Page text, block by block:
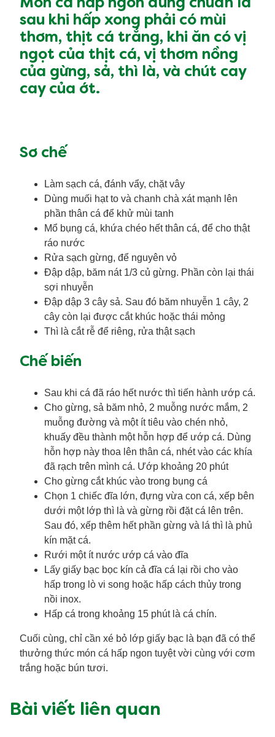
Món cá hấp ngon đúng chuẩn là
sau khi hấp xong phải có mùi
thơm, thịt cá trắng, khi ăn có vị
ngọt của thịt cá, vị thơm nồng
của gừng, sả, thì là, và chút cay
cay của ớt.
Sơ chế
Làm sạch cá, đánh vẩy, chặt vây
Dùng muối hạt to và chanh chà xát mạnh lên
phần thân cá để khử mùi tanh
Mổ bụng cá, khứa chéo hết thân cá, để cho thật
ráo nước
Rửa sạch gừng, để nguyên vỏ
Đập dập, băm nát 1/3 củ gừng. Phần còn lại thái
sợi nhuyễn
Đập dập 3 cây sả. Sau đó băm nhuyễn 1 cây, 2
cây còn lại được cắt khúc hoặc thái mỏng
Thì là cắt rễ để riêng, rửa thật sạch
Chế biến
Sau khi cá đã ráo hết nước thì tiến hành ướp cá.
Cho gừng, sả băm nhỏ, 2 muỗng nước mắm, 2
muỗng đường và một ít tiêu vào chén nhỏ,
khuấy đều thành một hỗn hợp để ướp cá. Dùng
hỗn hợp này thoa lên thân cá, nhét vào các khía
đã rạch trên mình cá. Ướp khoảng 20 phút
Cho gừng cắt khúc vào trong bụng cá
Chọn 1 chiếc đĩa lớn, đựng vừa con cá, xếp bên
dưới một lớp thì là và gừng rồi đặt cá lên trên.
Sau đó, xếp thêm hết phần gừng và lá thì là phủ
kín mặt cá.
Rưới một ít nước ướp cá vào đĩa
Lấy giấy bạc bọc kín cả đĩa cá lại rồi cho vào
hấp trong lò vi song hoặc hấp cách thủy trong
nồi inox.
Hấp cá trong khoảng 15 phút là cá chín.
Cuối cùng, chỉ cần xé bỏ lớp giấy bạc là bạn đã có thể
thưởng thức món cá hấp ngon tuyệt vời cùng với cơm
trắng hoặc bún tươi.
Bài viết liên quan